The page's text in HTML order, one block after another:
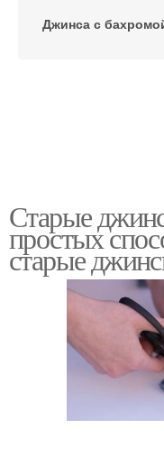
Джинса с
Старые
простых
старые